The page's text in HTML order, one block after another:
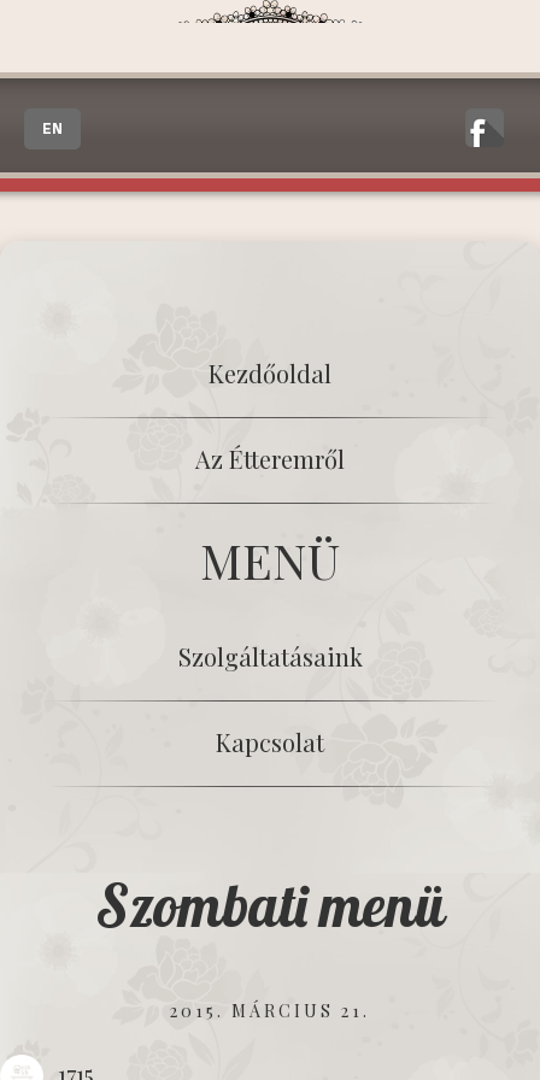
EN
Kezdőoldal
Az Étteremről
MENÜ
Szolgáltatásaink
Kapcsolat
Szombati menü
2015. MÁRCIUS 21.
1715